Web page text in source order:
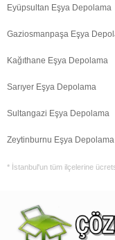
Eyüpsultan Eşya Depolama
Gaziosmanpaşa Eşya
Kağıthane Eşya Depolama
Sarıyer Eşya Depolama
Sultangazi Eşya Depolama
Zeytinburnu Eşya Depolama
* İstanbul'un tüm ilçelerine